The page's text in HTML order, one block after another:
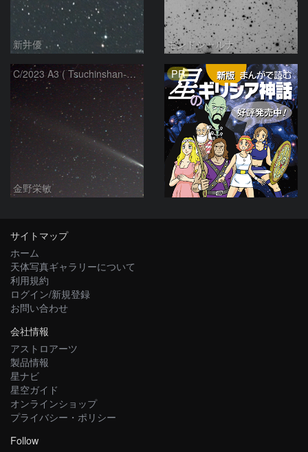
新井優 モンドシャルナ
C/2023 A3 ( Tsuchinshan-ATLAS )
金野栄敏
PR
サイトマップ
ホーム
天体写真ギャラリーについて
利用規約
ログイン/新規登録
お問い合わせ
会社情報
アストロアーツ
製品情報
星ナビ
星空ガイド
オンラインショップ
プライバシー・ポリシー
Follow